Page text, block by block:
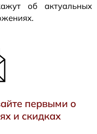
об актуальных
первыми о
и скидках